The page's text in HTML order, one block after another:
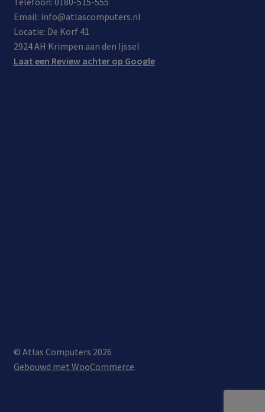
Email: info@atlascomputers.nl
Locatie: De Korf 41
2924 AH Krimpen aan den Ijssel
Laat een Review achter op Google
© Atlas Computers 2026
Gebouwd met WooCommerce.